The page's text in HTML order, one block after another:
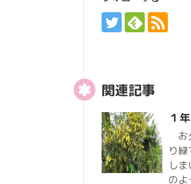
関連記事
１
お
り
し
の